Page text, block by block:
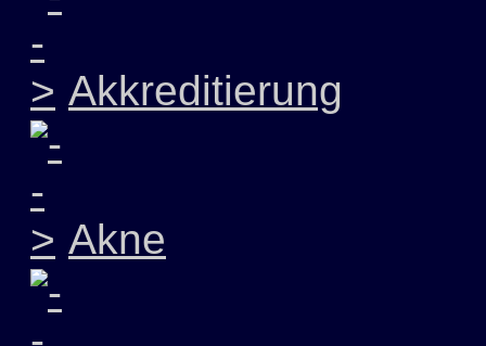
Akkreditierung
Akne